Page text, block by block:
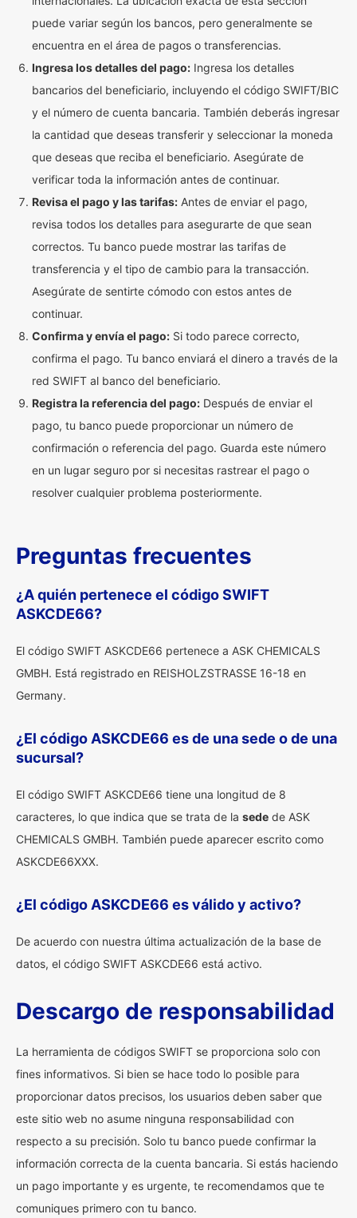
puede variar según los bancos, pero generalmente se
encuentra en el área de pagos o transferencias.
Ingresa los detalles del pago: Ingresa los detalles
bancarios del beneficiario, incluyendo el código SWIFT/BIC
y el número de cuenta bancaria. También deberás ingresar
la cantidad que deseas transferir y seleccionar la moneda
que deseas que reciba el beneficiario. Asegúrate de
verificar toda la información antes de continuar.
Revisa el pago y las tarifas: Antes de enviar el pago,
revisa todos los detalles para asegurarte de que sean
correctos. Tu banco puede mostrar las tarifas de
transferencia y el tipo de cambio para la transacción.
Asegúrate de sentirte cómodo con estos antes de
continuar.
Confirma y envía el pago: Si todo parece correcto,
confirma el pago. Tu banco enviará el dinero a través de la
red SWIFT al banco del beneficiario.
Registra la referencia del pago: Después de enviar el
pago, tu banco puede proporcionar un número de
confirmación o referencia del pago. Guarda este número
en un lugar seguro por si necesitas rastrear el pago o
resolver cualquier problema posteriormente.
Preguntas frecuentes
¿A quién pertenece el código SWIFT
ASKCDE66?
El código SWIFT ASKCDE66 pertenece a ASK CHEMICALS
GMBH. Está registrado en REISHOLZSTRASSE 16-18 en
Germany.
¿El código ASKCDE66 es de una sede o de una
sucursal?
El código SWIFT ASKCDE66 tiene una longitud de 8
caracteres, lo que indica que se trata de la sede de ASK
CHEMICALS GMBH. También puede aparecer escrito como
ASKCDE66XXX.
¿El código ASKCDE66 es válido y activo?
De acuerdo con nuestra última actualización de la base de
datos, el código SWIFT ASKCDE66 está activo.
Descargo de responsabilidad
La herramienta de códigos SWIFT se proporciona solo con
fines informativos. Si bien se hace todo lo posible para
proporcionar datos precisos, los usuarios deben saber que
este sitio web no asume ninguna responsabilidad con
respecto a su precisión. Solo tu banco puede confirmar la
información correcta de la cuenta bancaria. Si estás haciendo
un pago importante y es urgente, te recomendamos que te
comuniques primero con tu banco.